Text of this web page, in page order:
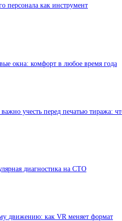
персонала как инструмент
окна: комфорт в любое время года
учесть перед печатью тиража:
диагностика на СТО
движению: как VR меняет формат